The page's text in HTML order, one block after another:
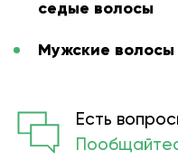
седые волосы
Мужские волосы
Есть